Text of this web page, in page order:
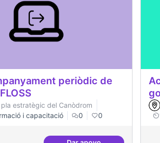
periòdic de
estratègic del Canòdrom
i capacitació 0 0